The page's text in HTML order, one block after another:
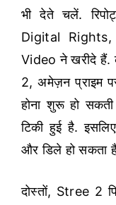
भी देते चलें.
Digital Rights,
Video ने खरीदे हैं.
2, अमेज़न प्राइम
होना शुरू हो
टिकी हुई है.
और डिले हो सकता
दोस्तों, Stree 2